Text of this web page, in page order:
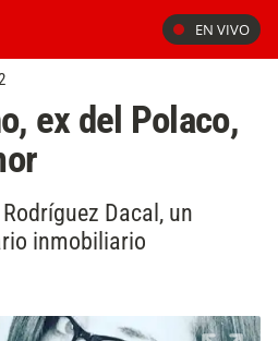
EN VIVO
ex del Polaco,
Dacal, un
inmobiliario